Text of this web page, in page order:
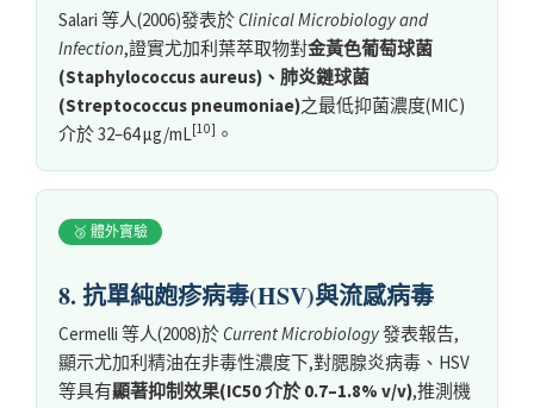
Salari 等人(2006)發表於Clinical Microbiology and
Infection,證實尤加利葉萃取物對金黃色葡萄球菌
(Staphylococcus aureus)、肺炎鏈球菌
(Streptococcus pneumoniae)之最低抑菌濃度(MIC)
介於 32–64 μg/mL[10] 。
🥉 體外實驗
8. 抗單純皰疹病毒(HSV)與流感病毒
Cermelli 等人(2008)於Current Microbiology發表報告,
顯示尤加利精油在非毒性濃度下,對腮腺炎病毒、HSV
等具有顯著抑制效果(IC50 介於 0.7–1.8% v/v),推測機